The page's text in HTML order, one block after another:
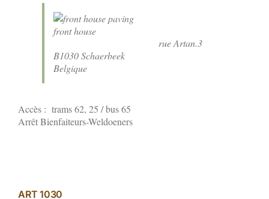
front house
rue Artan.3
B1030 Schaerbeek
Belgique
Accès : trams 62, 25 / bus 65
Arrêt Bienfaiteurs-Weldoeners
ART 1030